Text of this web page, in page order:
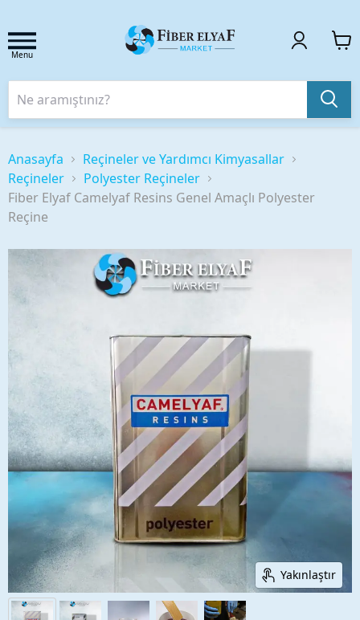
Menu
Anasayfa
Reçineler ve Yardımcı Kimyasallar
Reçineler
Polyester Reçineler
Fiber Elyaf Camelyaf Resins Genel Amaçlı Polyester
Reçine
Yakınlaştır